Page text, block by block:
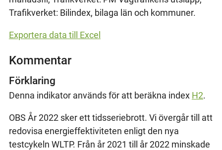
Trafikverket: Bilindex, bilaga län och kommuner.
Exportera data till Excel
Kommentar
Förklaring
Denna indikator används för att beräkna index H2.
OBS År 2022 sker ett tidsseriebrott. Vi övergår till att
redovisa energieffektiviteten enligt den nya
testcykeln WLTP. Från år 2021 till år 2022 minskade